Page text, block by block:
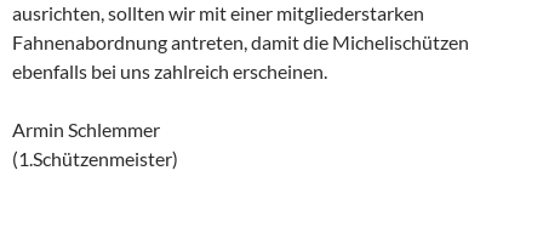
ausrichten, sollten wir mit einer mitgliederstarken
Fahnenabordnung antreten, damit die Michelischützen
ebenfalls bei uns zahlreich erscheinen.
Armin Schlemmer
(1.Schützenmeister)